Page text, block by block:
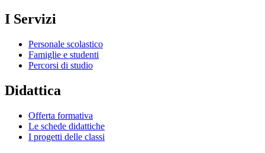
I Servizi
Personale scolastico
Famiglie e studenti
Percorsi di studio
Didattica
Offerta formativa
Le schede didattiche
I progetti delle classi